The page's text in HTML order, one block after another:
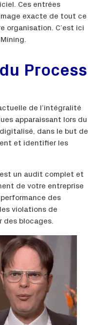
Ces entrées
exacte de tout ce
organisation. C’est ici
Process
de l’intégralité
apparaissant lors du
dans le but de
et identifier les
un audit complet et
de votre entreprise
des
violations de
des blocages.